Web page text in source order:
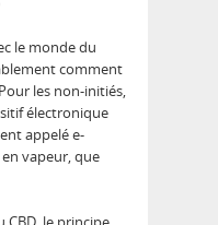
le monde du
comment
les non-initiés,
électronique
appelé e-
vapeur, que